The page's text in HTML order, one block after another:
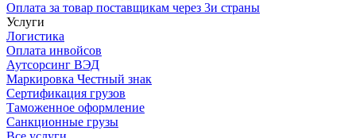
Оплата за товар поставщикам через 3и страны
Услуги
Логистика
Оплата инвойсов
Аутсорсинг ВЭД
Маркировка Честный знак
Сертификация грузов
Таможенное оформление
Санкционные грузы